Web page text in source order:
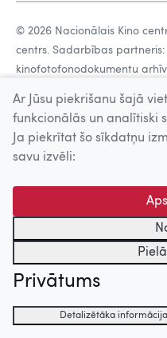
© 2026 Nacionālais Kino
centrs. Sadarbības partneris:
kinofotofonodokumentu
Ar Jūsu piekrišanu šajā
funkcionālās un analītiski
Ja piekrītat šo sīkdatņu
savu izvēli:
Privātums
Detalizētāka